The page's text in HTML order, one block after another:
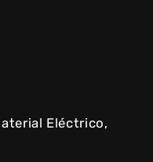
Eléctrico,